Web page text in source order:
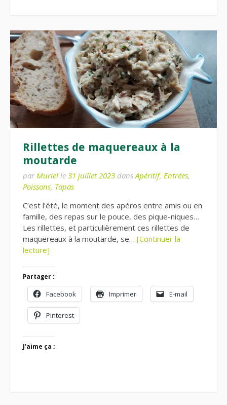
Rillettes de maquereaux à la
moutarde
par Muriel le 31 juillet 2023 dans Apéritif, Entrées,
Poissons, Tapas
C’est l’été, le moment des apéros entre amis ou en
famille, des repas sur le pouce, des pique-niques…
Les rillettes, et particulièrement ces rillettes de
maquereaux à la moutarde, se… [Continuer la
lecture]
Partager :
Facebook Imprimer E-mail
Pinterest
J’aime ça :